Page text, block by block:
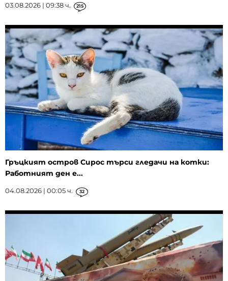
03.08.2026 | 09:38 ч. 215
Гръцкият остров Сирос търси гледачи на котки:
Работният ден е...
04.08.2026 | 00:05 ч. 32